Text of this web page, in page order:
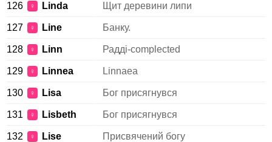
126 ♀ Linda Щит деревини липи
127 ♀ Line Банку.
128 ♀ Linn Радді-complected
129 ♀ Linnea Linnaea
130 ♀ Lisa Бог присягнувся
131 ♀ Lisbeth Бог присягнувся
132 ♀ Lise Присвячений богу